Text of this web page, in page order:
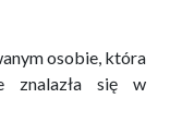
osobie, która
znalazła się w